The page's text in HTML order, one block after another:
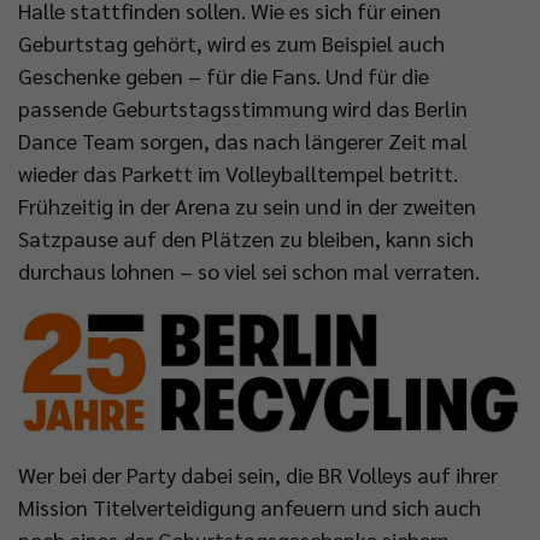
Halle stattfinden sollen. Wie es sich für einen
Geburtstag gehört, wird es zum Beispiel auch
Geschenke geben – für die Fans. Und für die
passende Geburtstagsstimmung wird das Berlin
Dance Team sorgen, das nach längerer Zeit mal
wieder das Parkett im Volleyballtempel betritt.
Frühzeitig in der Arena zu sein und in der zweiten
Satzpause auf den Plätzen zu bleiben, kann sich
durchaus lohnen – so viel sei schon mal verraten.
Wer bei der Party dabei sein, die BR Volleys auf ihrer
Mission Titelverteidigung anfeuern und sich auch